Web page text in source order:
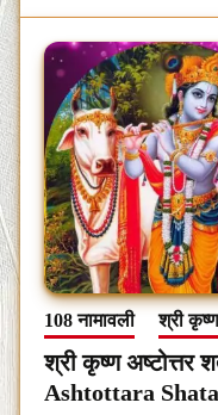
108 नामावली श्री कृष्ण
श्री कृष्ण अष्टोत्तर
Ashtottara